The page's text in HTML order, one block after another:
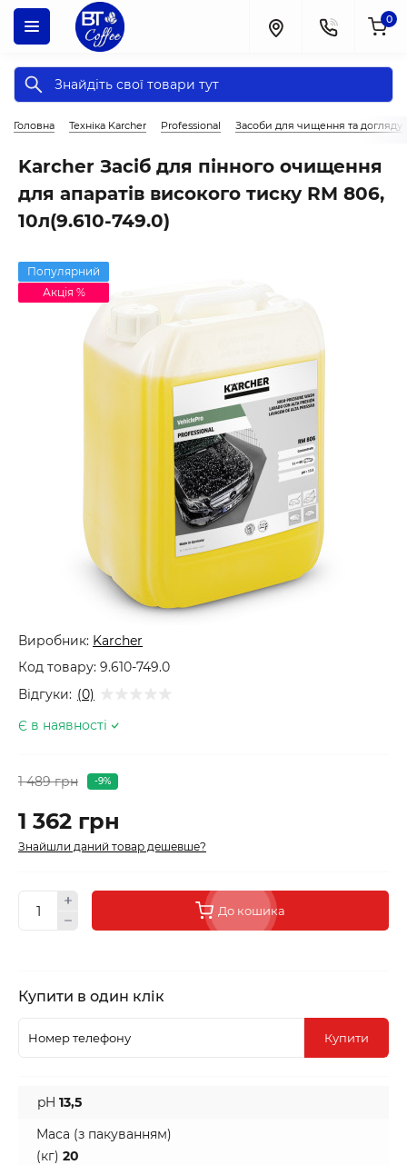
0
Головна Техніка Karcher Professional Засоби для чищення та догляду
Karcher Засіб для пінного очищення
для апаратів високого тиску RM 806,
10л(9.610-749.0)
Популярний
Акція %
Виробник: Karcher
Код товару: 9.610-749.0
Відгуки: (0)
Є в наявності
1 489 грн -9%
1 362 грн
Знайшли даний товар дешевше?
До кошика
Купити в один клік
Купити
pH 13,5
Маса (з пакуванням)
(кг) 20